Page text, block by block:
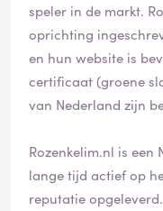
speler in de markt.
oprichting
en hun website is
certificaat (groene
van Nederland zijn
Rozenkelim.nl is een
lange tijd actief op
reputatie